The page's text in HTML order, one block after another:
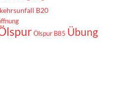
B20
Ölspur B85 Übung